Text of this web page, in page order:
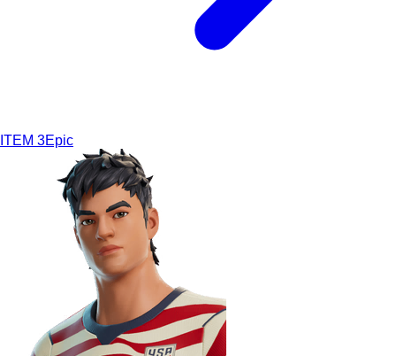
ITEM 3Epic